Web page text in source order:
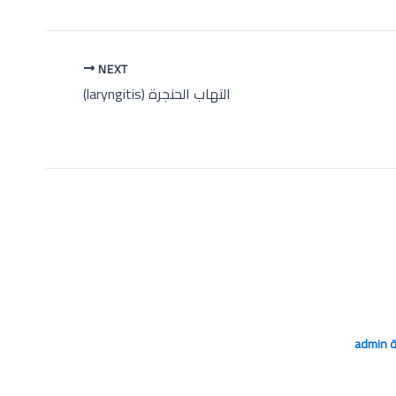
NEXT
التهاب الحنجرة (laryngitis)
admin